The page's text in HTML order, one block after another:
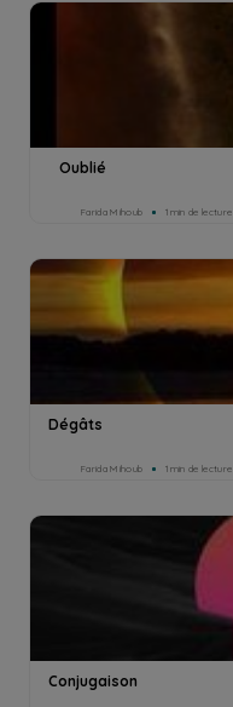
Oublié
Farida Mihoub 1min de lecture
Dégâts
Farida Mihoub 1min de lecture
Conjugaison